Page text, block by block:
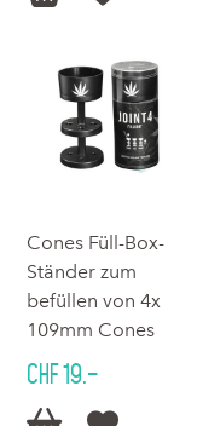
Cones Füll-Box-
Ständer zum
befüllen von 4x
109mm Cones
CHF 19.–